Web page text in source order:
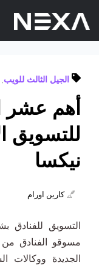
من نحن
المدونات
أعمالنا
خدمات التسويق
خدمات تطبيقات
التسويق عبر وسائل
الجيل الثالث للويب,
أهم عشر
للتسويق
نيكسا
كارين اورام
التسويق للفنادق
مسوقو الفنادق من
الجديدة ووكالات